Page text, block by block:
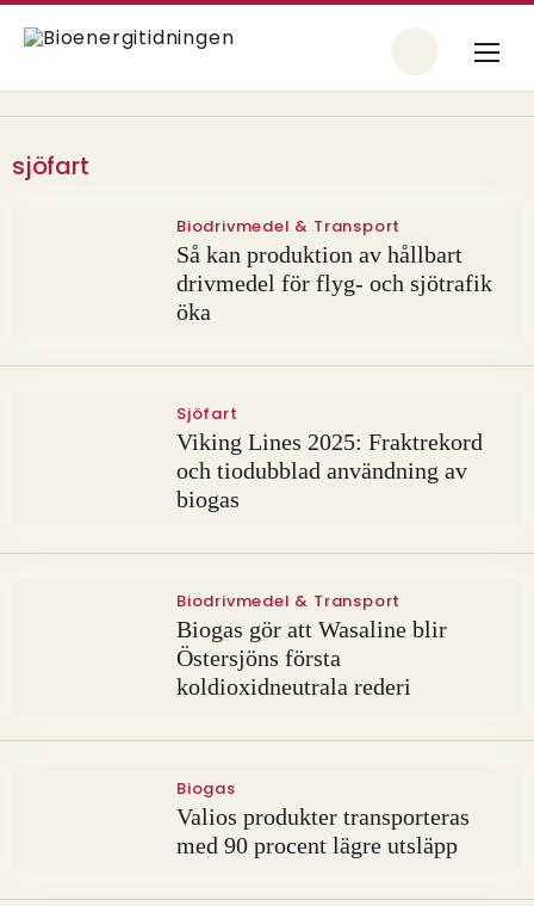
sjöfart
Biodrivmedel & Transport
Så kan produktion av hållbart
drivmedel för flyg- och sjötrafik
öka
Sjöfart
Viking Lines 2025: Fraktrekord
och tiodubblad användning av
biogas
Biodrivmedel & Transport
Biogas gör att Wasaline blir
Östersjöns första
koldioxidneutrala rederi
Biogas
Valios produkter transporteras
med 90 procent lägre utsläpp